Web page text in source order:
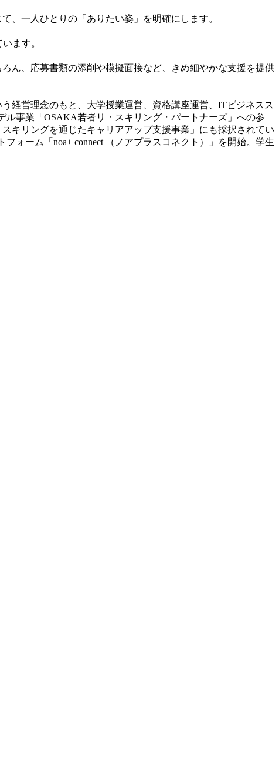
、一人ひとりの「ありたい姿」を明確にします。
ます。
ん、応募書類の添削や模擬面接など、きめ細やかな支援を提供
経営理念のもと、大学授業運営、資格講座運営、ITビジネスス
事業「OSAKA若者リ・スキリング・パートナーズ」への参
キリングを通じたキャリアアップ支援事業」にも採択されてい
ォーム「noa+ connect （ノアプラスコネクト）」を開始。学生